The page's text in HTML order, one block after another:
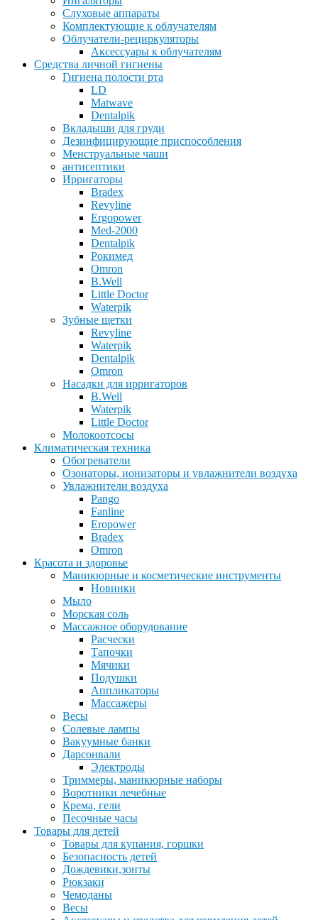
Слуховые аппараты
Комплектующие к облучателям
Облучатели-рециркуляторы
Аксессуары к облучателям
Средства личной гигиены
Гигиена полости рта
LD
Matwave
Dentalpik
Вкладыши для груди
Дезинфицирующие приспособления
Менструальные чаши
антисептики
Ирригаторы
Bradex
Revyline
Ergopower
Med-2000
Dentalpik
Рокимед
Omron
B.Well
Little Doctor
Waterpik
Зубные щетки
Revyline
Waterpik
Dentalpik
Omron
Насадки для ирригаторов
B.Well
Waterpik
Little Doctor
Молокоотсосы
Климатическая техника
Обогреватели
Озонаторы, ионизаторы и увлажнители воздуха
Увлажнители воздуха
Pango
Fanline
Eropower
Bradex
Omron
Красота и здоровье
Маникюрные и косметические инструменты
Новинки
Мыло
Морская соль
Массажное оборудование
Расчески
Тапочки
Мячики
Подушки
Аппликаторы
Массажеры
Весы
Солевые лампы
Вакуумные банки
Дарсонвали
Электроды
Триммеры, маникюрные наборы
Воротники лечебные
Крема, гели
Песочные часы
Товары для детей
Товары для купания, горшки
Безопасность детей
Дождевики,зонты
Рюкзаки
Чемоданы
Весы